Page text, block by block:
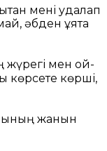
мені қудалап
әбден ұятқа
жүрегі мен ой-
көрсете көрші,
жанын